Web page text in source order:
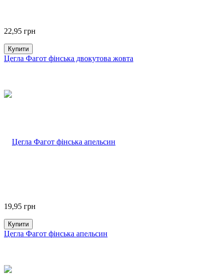
22,95 грн
Купити
Цегла Фагот фінська двокутова жовта
19,95 грн
Купити
Цегла Фагот фінська апельсин